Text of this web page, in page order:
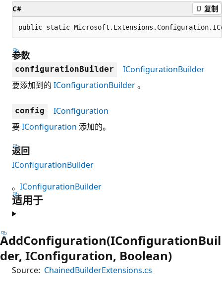
C# 复制
public static
参数
configurationBuilder
IConfigurationBuilder
要添加到的 IConfigurationBuilder。
config
IConfiguration
要IConfiguration 添加的。
返回
IConfigurationBuilder
。 IConfigurationBuilder
适用于
AddConfiguration(IConfigurationBuil
der, IConfiguration, Boolean)
Source: ChainedBuilderExtensions.cs